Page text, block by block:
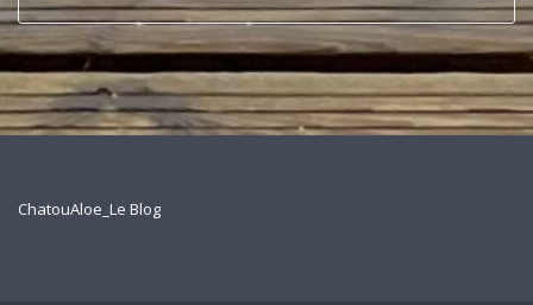
ChatouAloe_Le Blog